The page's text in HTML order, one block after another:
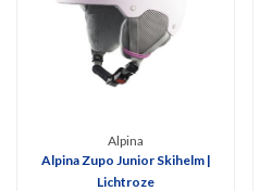
Alpina
Alpina Zupo Junior Skihelm |
Lichtroze